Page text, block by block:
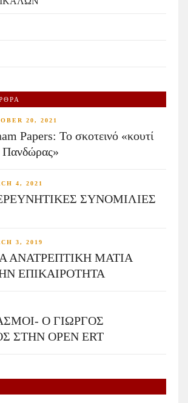
20, 2021
Papers: Το σκοτεινό «κουτί
Πανδώρας»
4, 2021
ΣΥΝΟΜΙΛΙΕΣ
3, 2019
ΑΝΑΤΡΕΠΤΙΚΗ ΜΑΤΙΑ
ΕΠΙΚΑΙΡΟΤΗΤΑ
Ο ΓΙΩΡΓΟΣ
ΣΤΗΝ OPEN ERT